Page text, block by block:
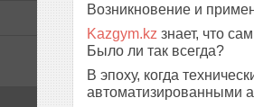
Возникновение и
Kazgym.kz знает, что
Было ли так всегда?
В эпоху, когда
автоматизированными